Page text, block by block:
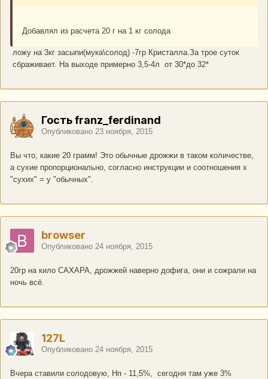
Добавлял из расчета 20 г на 1 кг солода
ложу на 3кг засыпи(мука\солод) -7гр Кристалла.За трое суток
сбраживает. На выходе примерно 3,5-4л от 30*до 32*
Гость franz_ferdinand
Опубликовано 23 ноября, 2015
Вы что, какие 20 грамм! Это обычные дрожжи в таком количестве,
а сухие пропорционально, согласно инструкции и соотношения х
"сухих" = у "обычных".
browser
Опубликовано 24 ноября, 2015
20гр на кило САХАРА, дрожжей наверно дофига, они и сожрали на
ночь всё.
127L
Опубликовано 24 ноября, 2015
Вчера ставили солодовую, Нп - 11,5%, сегодня там уже 3%